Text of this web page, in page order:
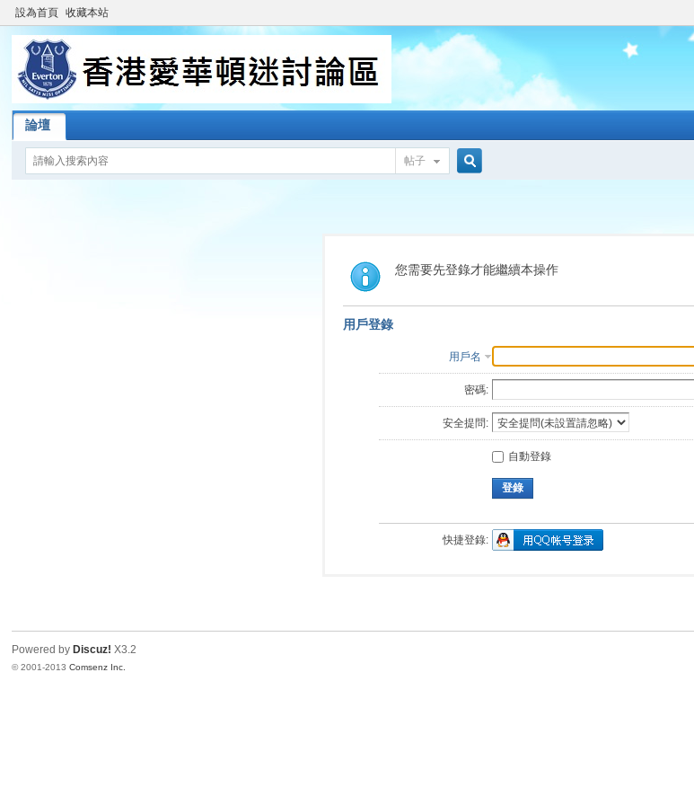
設為首頁 收藏本站
論壇
帖子
索
您需要先登錄才能繼續本操作
用戶登錄
用戶名
密碼:
安全提問:
自動登錄
登錄
快捷登錄:
Powered by Discuz! X3.2
© 2001-2013Comsenz Inc.